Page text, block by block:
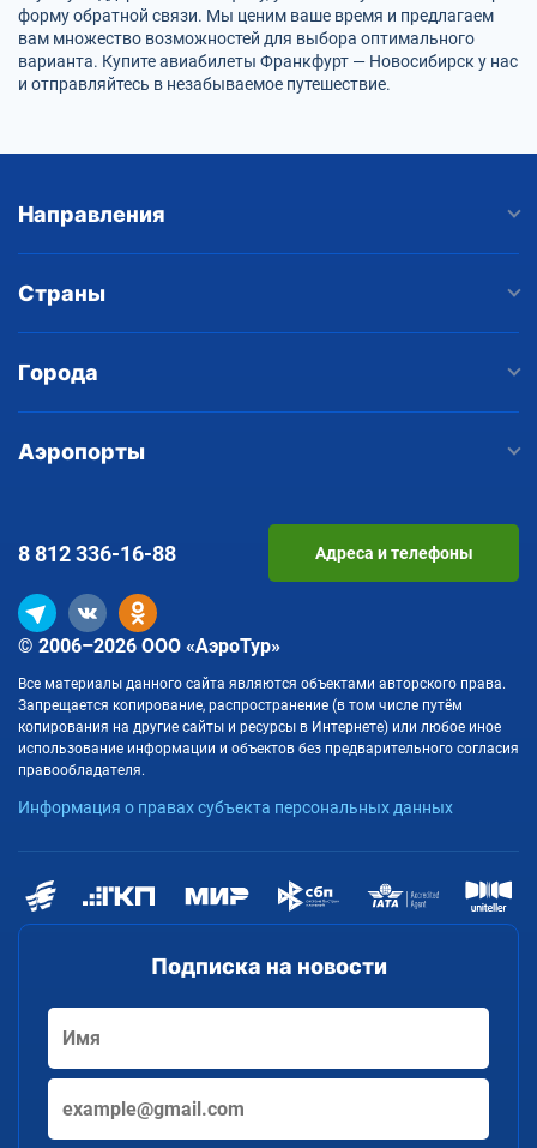
форму обратной связи. Мы ценим ваше время и предлагаем
вам множество возможностей для выбора оптимального
варианта. Купите авиабилеты Франкфурт — Новосибирск у нас
и отправляйтесь в незабываемое путешествие.
Направления
Страны
Города
Аэропорты
Подписка на новости
© 2006–2026 ООО «АэроТур»
Все материалы данного сайта являются объектами авторского права.
Запрещается копирование, распространение (в том числе путём
копирования на другие сайты и ресурсы в Интернете) или любое иное
использование информации и объектов без предварительного согласия
правообладателя.
Информация о правах субъекта персональных данных
8 812336-16-88 Адреса и телефоны